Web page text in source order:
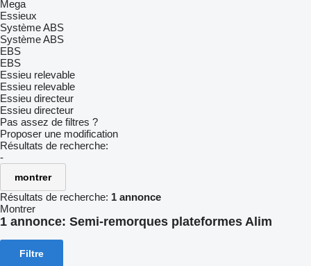
Mega
Essieux
Système ABS
Système ABS
EBS
EBS
Essieu relevable
Essieu relevable
Essieu directeur
Essieu directeur
Pas assez de filtres ?
Proposer une modification
Résultats de recherche:
-
montrer
Résultats de recherche: 1 annonce
Montrer
1 annonce: Semi-remorques plateformes Alim
Filtre